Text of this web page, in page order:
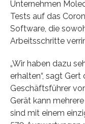
Unternehmen
Tests auf das
Software, die
Arbeitsschritte
„Wir haben dazu
erhalten“, sagt Gert
Geschäftsführer
Gerät kann
sind mit einem